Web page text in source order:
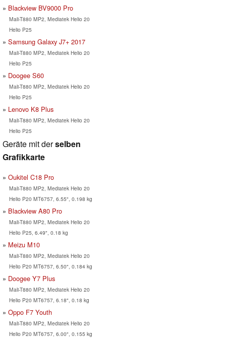
Blackview BV9000 Pro
Mali-T880 MP2, Mediatek Helio 20
Helio P25
Samsung Galaxy J7+ 2017
Mali-T880 MP2, Mediatek Helio 20
Helio P25
Doogee S60
Mali-T880 MP2, Mediatek Helio 20
Helio P25
Lenovo K8 Plus
Mali-T880 MP2, Mediatek Helio 20
Helio P25
Geräte mit derselben
Grafikkarte
Oukitel C18 Pro
Mali-T880 MP2, Mediatek Helio 20
Helio P20 MT6757, 6.55", 0.198 kg
Blackview A80 Pro
Mali-T880 MP2, Mediatek Helio 20
Helio P25, 6.49", 0.18 kg
Meizu M10
Mali-T880 MP2, Mediatek Helio 20
Helio P20 MT6757, 6.50", 0.184 kg
Doogee Y7 Plus
Mali-T880 MP2, Mediatek Helio 20
Helio P20 MT6757, 6.18", 0.18 kg
Oppo F7 Youth
Mali-T880 MP2, Mediatek Helio 20
Helio P20 MT6757, 6.00", 0.155 kg